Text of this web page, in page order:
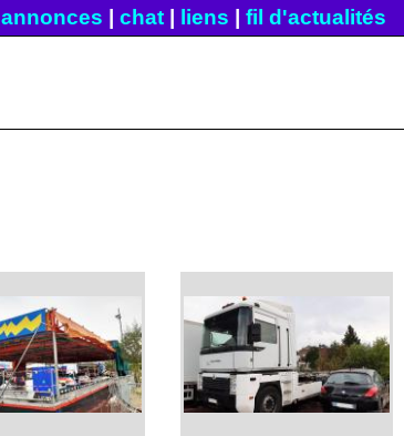
annonces chat| liens fil d'actualités